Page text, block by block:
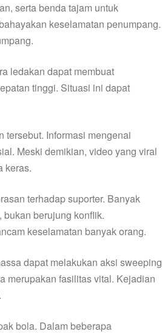
serta benda tajam untuk
keselamatan penumpang.
ledakan dapat membuat
tinggi. Situasi ini dapat
tersebut. Informasi mengenai
Meski demikian, video yang viral
keras.
terhadap suporter. Banyak
berujung konflik.
keselamatan banyak orang.
dapat melakukan aksi sweeping
merupakan fasilitas vital. Kejadian
bola. Dalam beberapa